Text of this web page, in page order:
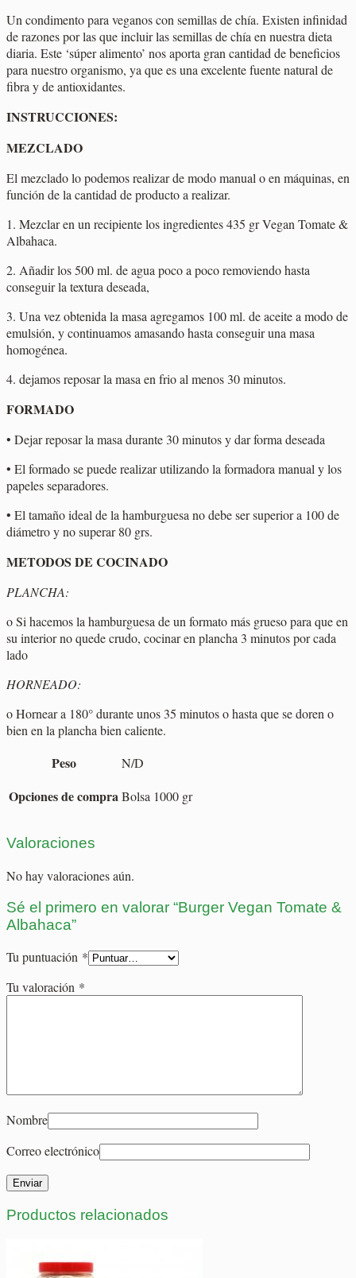
Un condimento para veganos con semillas de chía. Existen infinidad
de razones por las que incluir las semillas de chía en nuestra dieta
diaria. Este ‘súper alimento’ nos aporta gran cantidad de beneficios
para nuestro organismo, ya que es una excelente fuente natural de
fibra y de antioxidantes.
INSTRUCCIONES:
MEZCLADO
El mezclado lo podemos realizar de modo manual o en máquinas, en
función de la cantidad de producto a realizar.
1. Mezclar en un recipiente los ingredientes 435 gr Vegan Tomate &
Albahaca.
2. Añadir los 500 ml. de agua poco a poco removiendo hasta
conseguir la textura deseada,
3. Una vez obtenida la masa agregamos 100 ml. de aceite a modo de
emulsión, y continuamos amasando hasta conseguir una masa
homogénea.
4. dejamos reposar la masa en frio al menos 30 minutos.
FORMADO
• Dejar reposar la masa durante 30 minutos y dar forma deseada
• El formado se puede realizar utilizando la formadora manual y los
papeles separadores.
• El tamaño ideal de la hamburguesa no debe ser superior a 100 de
diámetro y no superar 80 grs.
METODOS DE COCINADO
PLANCHA:
o Si hacemos la hamburguesa de un formato más grueso para que en
su interior no quede crudo, cocinar en plancha 3 minutos por cada
lado
HORNEADO:
o Hornear a 180° durante unos 35 minutos o hasta que se doren o
bien en la plancha bien caliente.
Peso N/D
Opciones de compraBolsa 1000 gr
Valoraciones
No hay valoraciones aún.
Sé el primero en valorar “Burger Vegan Tomate &
Albahaca”
Tu puntuación *
Tu valoración *
Nombre
Correo electrónico
Productos relacionados